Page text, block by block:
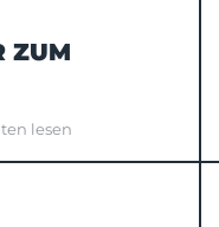
A
lesen